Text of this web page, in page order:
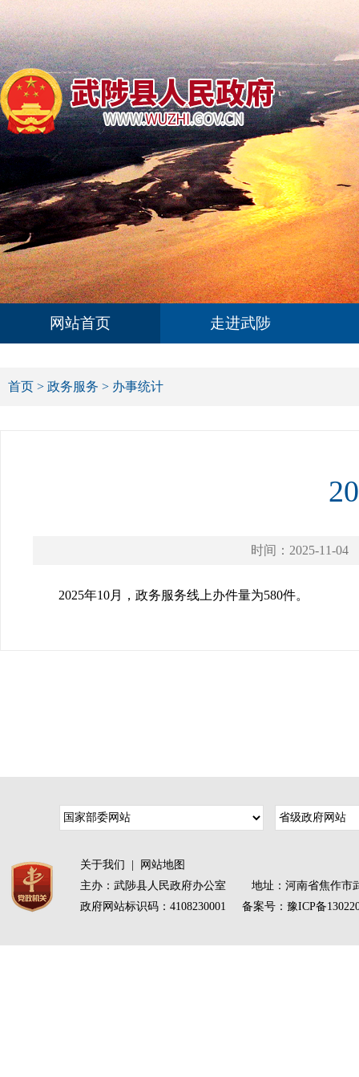
网站首页 走进武陟
首页 > 政务服务 > 办事统计
时间：2025-11-04
2025年10月，政务服务线上办件量为580件。
关于我们
网站地图
主办：武陟县人民政府办公室 地址：河南省焦作市
政府网站标识码：4108230001 备案号： 豫ICP备